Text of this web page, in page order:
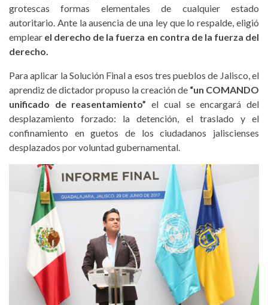
grotescas formas elementales de cualquier estado
autoritario. Ante la ausencia de una ley que lo respalde, eligió
emplear el derecho de la fuerza en contra de la fuerza del
derecho.
Para aplicar la Solución Final a esos tres pueblos de Jalisco, el
aprendiz de dictador propuso la creación de “un COMANDO
unificado de reasentamiento” el cual se encargará del
desplazamiento forzado: la detención, el traslado y el
confinamiento en guetos de los ciudadanos jaliscienses
desplazados por voluntad gubernamental.